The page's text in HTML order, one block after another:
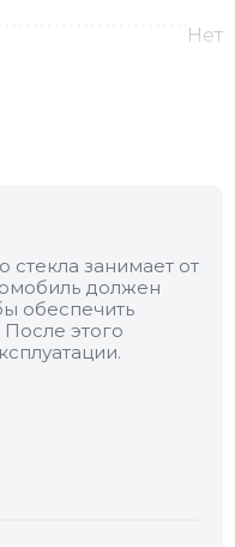
Нет
занимает от
должен
обеспечить
этого